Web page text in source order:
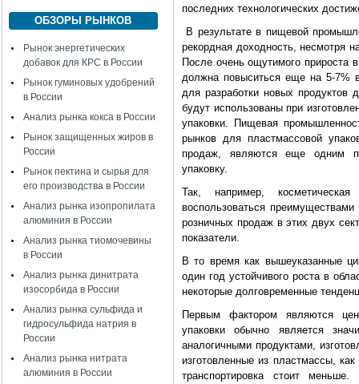
ОБЗОРЫ РЫНКОВ
Рынок энергетических
добавок для КРС в России
Рынок гуминовых удобрений
в России
Анализ рынка кокса в России
Рынок защищенных жиров в
России
Рынок пектина и сырья для
его производства в России
Анализ рынка изопропилата
алюминия в России
Анализ рынка тиомочевины
в России
Анализ рынка динитрата
изосорбида в России
Анализ рынка сульфида и
гидросульфида натрия в
России
Анализ рынка нитрата
алюминия в России
последних технологических
В результате в пищевой
рекордная доходность, несмотря
После очень ощутимого прироста
должна повыситься еще на 5-7%
для разработки новых продуктов
будут использованы при
упаковки. Пищевая
рынков для пластмассовой
продаж, являются еще одним
упаковку.
Так, например,
воспользоваться
розничных продаж в этих двух
показатели.
В то время как вышеуказанные
один год устойчивого роста в
некоторые долговременные
Первым фактором являются
упаковки обычно является
аналогичными продуктами,
изготовленные из пластмассы,
транспортировка стоит